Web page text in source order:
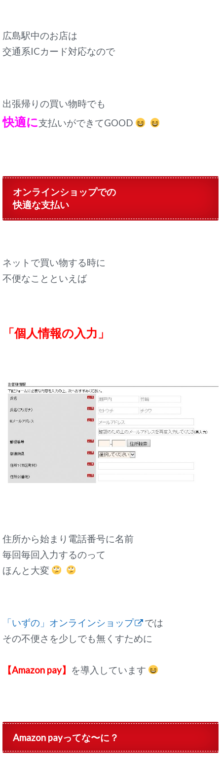
広島駅中のお店は
交通系ICカード対応なので
出張帰りの買い物時でも
快適に支払いができてGOOD
オンラインショップでの
快適な支払い
ネットで買い物する時に
不便なことといえば
「個人情報の入力」
住所から始まり電話番号に名前
毎回毎回入力するのって
ほんと大変
「いずの」オンラインショップ
では
その不便さを少しでも無くすために
【Amazon pay】 を導入しています
Amazon payってな〜に？